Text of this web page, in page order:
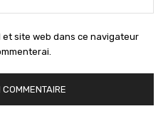
et site web dans ce navigateur